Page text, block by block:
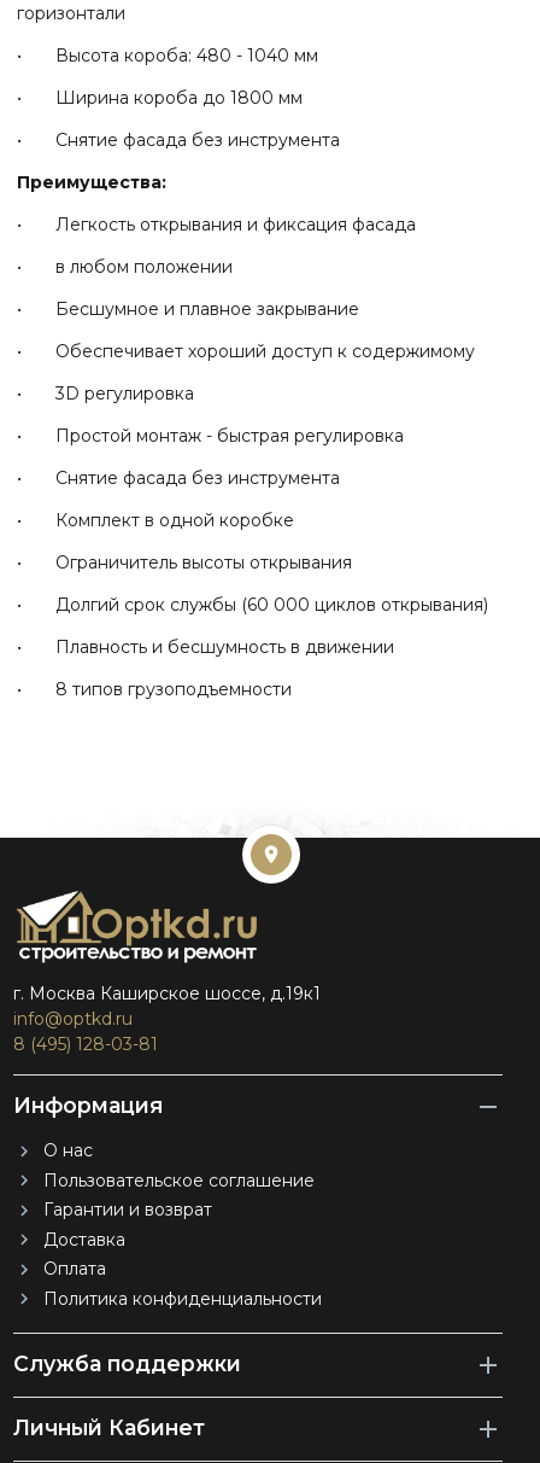
горизонтали
• Высота короба: 480 - 1040 мм
• Ширина короба до 1800 мм
• Снятие фасада без инструмента
Преимущества:
• Легкость открывания и фиксация фасада
• в любом положении
• Бесшумное и плавное закрывание
• Обеспечивает хороший доступ к содержимому
• 3D регулировка
• Простой монтаж - быстрая регулировка
• Снятие фасада без инструмента
• Комплект в одной коробке
• Ограничитель высоты открывания
• Долгий срок службы (60 000 циклов открывания)
• Плавность и бесшумность в движении
• 8 типов грузоподъемности
г. Москва Каширское шоссе, д.19к1
info@optkd.ru
8 (495) 128-03-81
Информация
О нас
Пользовательское соглашение
Гарантии и возврат
Доставка
Оплата
Политика конфиденциальности
Служба поддержки
Личный Кабинет